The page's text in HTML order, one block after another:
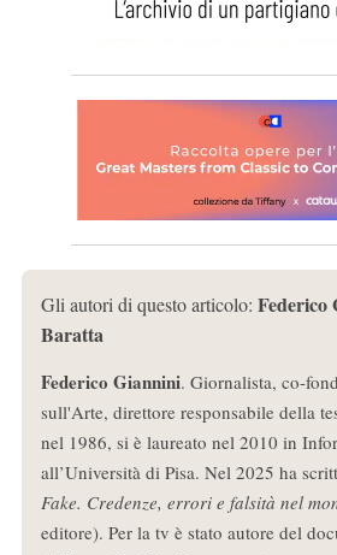
Gli autori di questo articolo: Federico
Baratta
Federico Giannini. Giornalista, co-
sull'Arte, direttore responsabile della
nel 1986, si è laureato nel 2010 in
all’Università di Pisa. Nel 2025 ha
Fake. Credenze, errori e falsità nel
editore). Per la tv è stato autore del